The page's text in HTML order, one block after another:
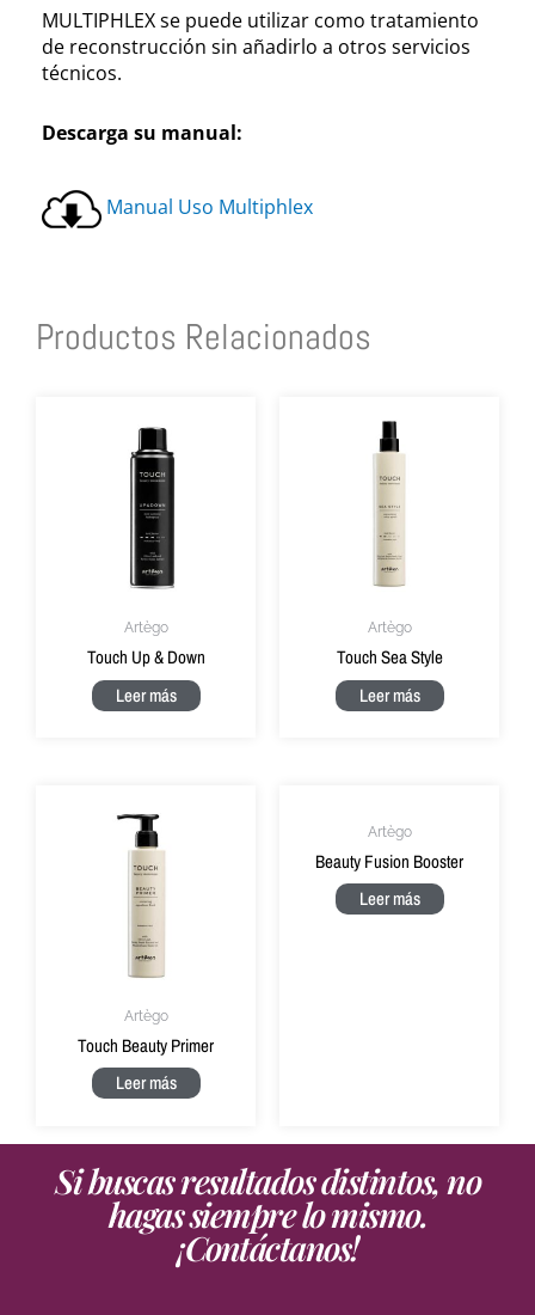
MULTIPHLEX se puede utilizar como tratamiento
de reconstrucción sin añadirlo a otros servicios
técnicos.
Descarga su manual:
Manual Uso Multiphlex
Productos Relacionados
Artègo
Touch Up & Down
Leer más
Artègo
Touch Sea Style
Leer más
Artègo
Touch Beauty Primer
Leer más
Artègo
Beauty Fusion Booster
Leer más
Si buscas resultados distintos, no
hagas siempre lo mismo.
¡Contáctanos!